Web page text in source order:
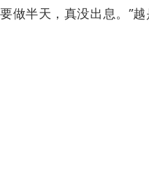
做半天，真没出息。”